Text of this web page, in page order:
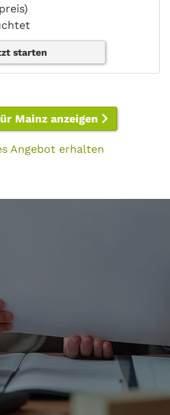
starten
Mainz anzeigen
Angebot erhalten